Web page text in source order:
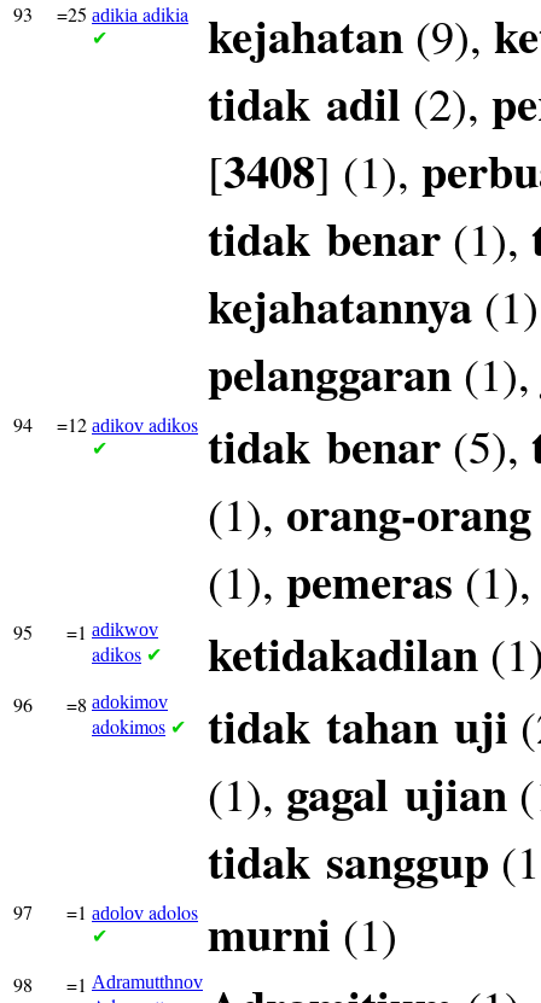
93 =25 adikia adikia
✔ kejahatan (9),
tidak adil (2),
[3408] (1),
tidak benar (1),
kejahatannya
pelanggaran (1),
94 =12 adikov adikos
✔ tidak benar (5),
(1), orang-orang
(1), pemeras
95 =1 adikwov
adikos ✔ ketidakadilan
96 =8 adokimov
adokimos ✔ tidak tahan uji
(1), gagal ujian
tidak sanggup
97 =1 adolov adolos
✔ murni (1)
98 =1 Adramutthnov